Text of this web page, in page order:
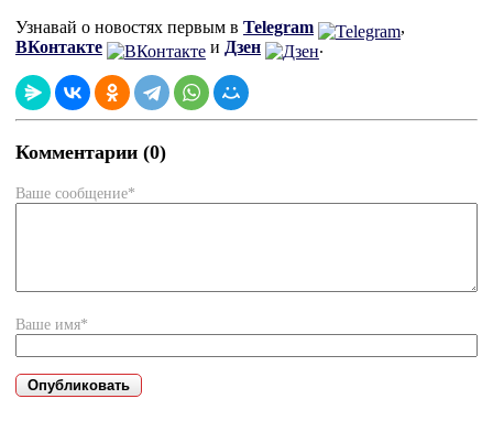
Узнавай о новостях первым в Telegram
,
ВКонтакте
и Дзен .
Комментарии (0)
Ваше сообщение*
Ваше имя*